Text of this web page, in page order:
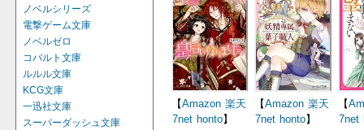
ノベルシリーズ
電撃ゲーム文庫
ノベルゼロ
コバルト文庫
ルルル文庫
KCG文庫
一迅社文庫
スーパーダッシュ文庫
【Amazon 楽天
7net honto】
【Amazon 楽天
7net honto】
【
7net